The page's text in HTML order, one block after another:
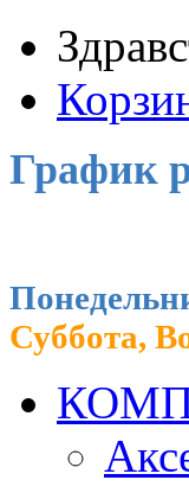
График
Суббота,